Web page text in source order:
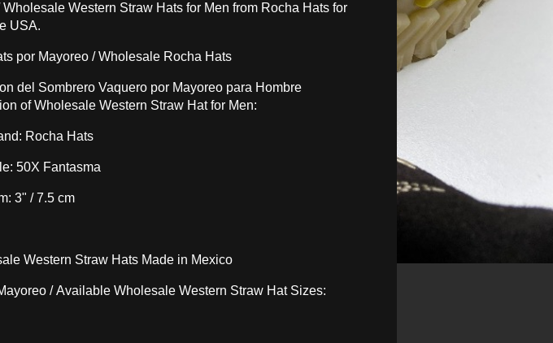
Wholesale Western Straw Hats for Men from Rocha Hats for
USA.
por Mayoreo /Wholesale Rocha Hats
del Sombrero Vaquero por Mayoreo para Hombre
of Wholesale Western Straw Hat for Men:
Rocha Hats
50X Fantasma
3" / 7.5 cm
Western Straw Hats Made in Mexico
/Available Wholesale Western Straw Hat Sizes: